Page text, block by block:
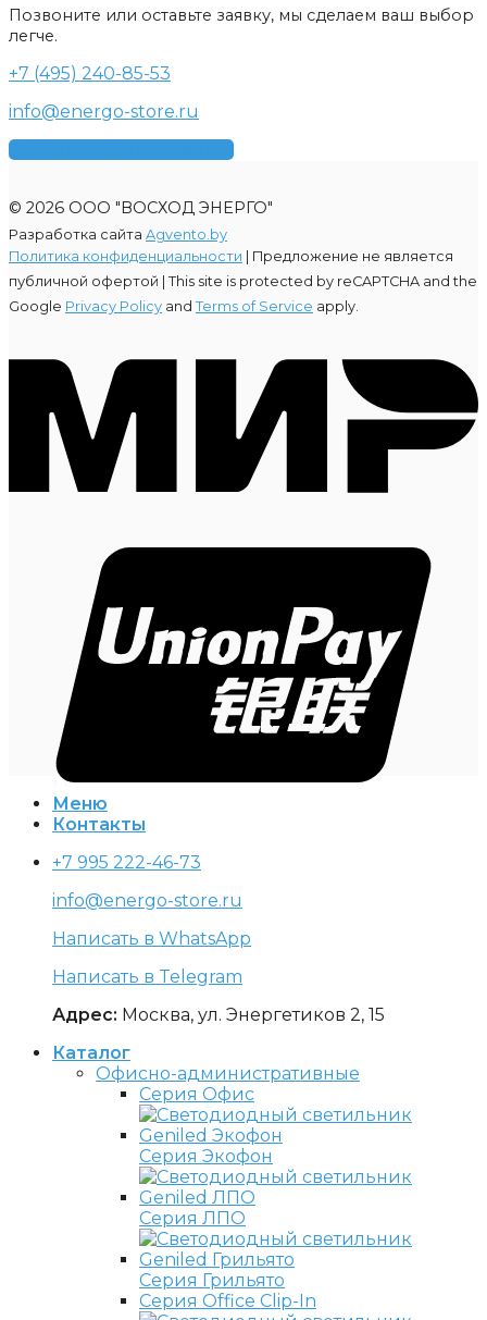
Позвоните или оставьте заявку, мы сделаем ваш выбор
легче.
+7 (495) 240-85-53
info@energo-store.ru
Получить консультацию
© 2026 ООО "ВОСХОД ЭНЕРГО"
Разработка сайта Agvento.by
Политика конфиденциальности | Предложение не является
публичной офертой | This site is protected by reCAPTCHA and the
Google Privacy Policy and Terms of Service apply.
Меню
Контакты
+7 995 222-46-73
info@energo-store.ru
Написать в WhatsApp
Написать в Telegram
Адрес: Москва, ул. Энергетиков 2, 15
Каталог
Офисно-административные
Серия Офис
Серия Экофон
Серия ЛПО
Серия Грильято
Серия Office Clip-In